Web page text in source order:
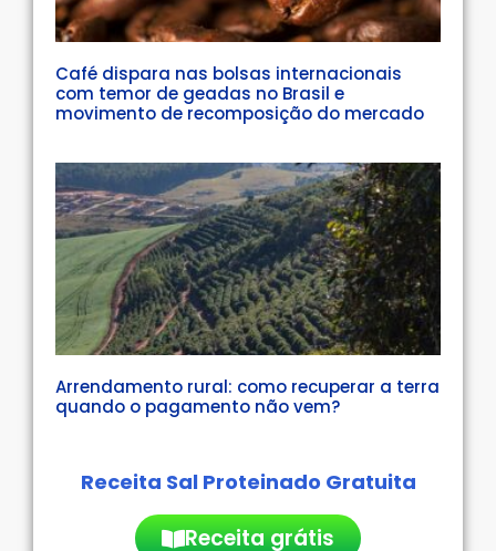
Café dispara nas bolsas internacionais
com temor de geadas no Brasil e
movimento de recomposição do mercado
Arrendamento rural: como recuperar a terra
quando o pagamento não vem?
Receita Sal Proteinado Gratuita
Receita grátis